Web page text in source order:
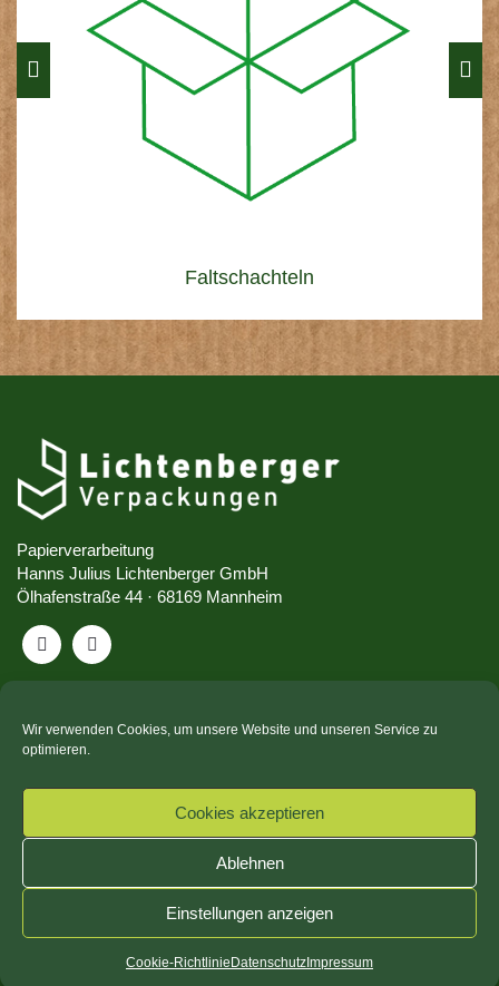
Wir verwenden Cookies, um unsere Website und unseren Service zu
optimieren.
Cookies akzeptieren
Ablehnen
Einstellungen anzeigen
Cookie-Richtlinie Datenschutz Impressum
Funktionsverpackungen
Papierverarbeitung
Hanns Julius Lichtenberger GmbH
Ölhafenstraße 44 · 68169 Mannheim
PRODUKTE
Funktionsverpackungen
Bedruckte Verpackungen